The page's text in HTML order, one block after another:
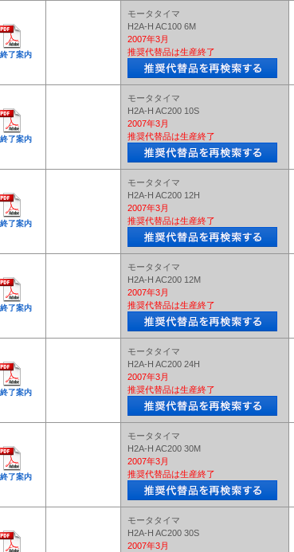
了案内
モータタイマ
H2A-H AC100 6M
2007年3月
推奨代替品は生産終了
了案内
モータタイマ
H2A-H AC200 10S
2007年3月
推奨代替品は生産終了
了案内
モータタイマ
H2A-H AC200 12H
2007年3月
推奨代替品は生産終了
了案内
モータタイマ
H2A-H AC200 12M
2007年3月
推奨代替品は生産終了
了案内
モータタイマ
H2A-H AC200 24H
2007年3月
推奨代替品は生産終了
了案内
モータタイマ
H2A-H AC200 30M
2007年3月
推奨代替品は生産終了
モータタイマ
H2A-H AC200 30S
2007年3月